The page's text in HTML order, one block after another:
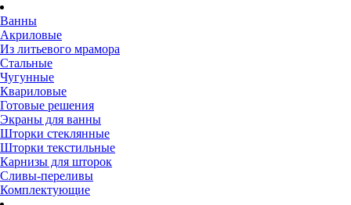
Ванны
Акриловые
Из литьевого мрамора
Стальные
Чугунные
Квариловые
Готовые решения
Экраны для ванны
Шторки стеклянные
Шторки текстильные
Карнизы для шторок
Сливы-переливы
Комплектующие